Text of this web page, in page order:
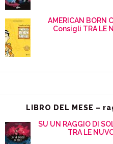
AMERICAN BORN
Consigli TRA LE
LIBRO DEL MESE –
SU UN RAGGIO DI
TRA LE